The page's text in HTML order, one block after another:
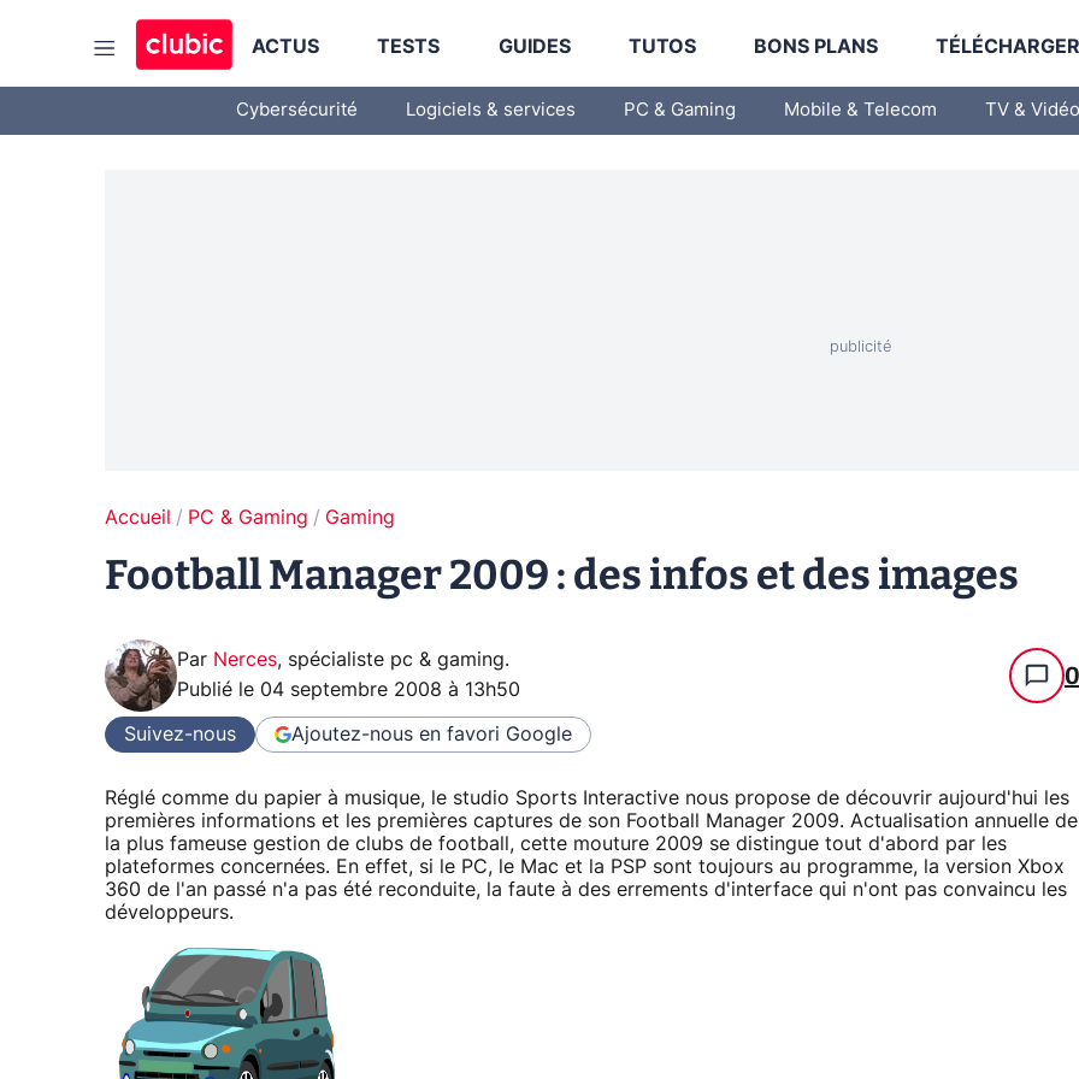
ACTUS TESTS GUIDES TUTOS BONS PLANS
Cybersécurité Logiciels & services PC & Gaming Mobile & Telecom TV & Vidéo
Accueil PC & Gaming Gaming
Football Manager 2009 : des infos et des images
Par Nerces, spécialiste pc & gaming.
Publié le 04 septembre 2008 à 13h50 0
Suivez-nous Ajoutez-nous en favori Google
Réglé comme du papier à musique, le studio Sports Interactive nous propose de découvrir aujourd'hui les
premières informations et les premières captures de son Football Manager 2009. Actualisation annuelle de
la plus fameuse gestion de clubs de football, cette mouture 2009 se distingue tout d'abord par les
plateformes concernées. En effet, si le PC, le Mac et la PSP sont toujours au programme, la version Xbox
360 de l'an passé n'a pas été reconduite, la faute à des errements d'interface qui n'ont pas convaincu les
développeurs.